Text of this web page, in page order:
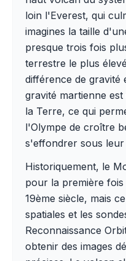
loin l'Everest, qui
imagines la taille
presque trois fois
terrestre le plus
différence de gravité
gravité martienne
la Terre, ce qui
l'Olympe de croître
s'effondrer sous
Historiquement, le
pour la première
19ème siècle, mais
spatiales et les
Reconnaissance
obtenir des images